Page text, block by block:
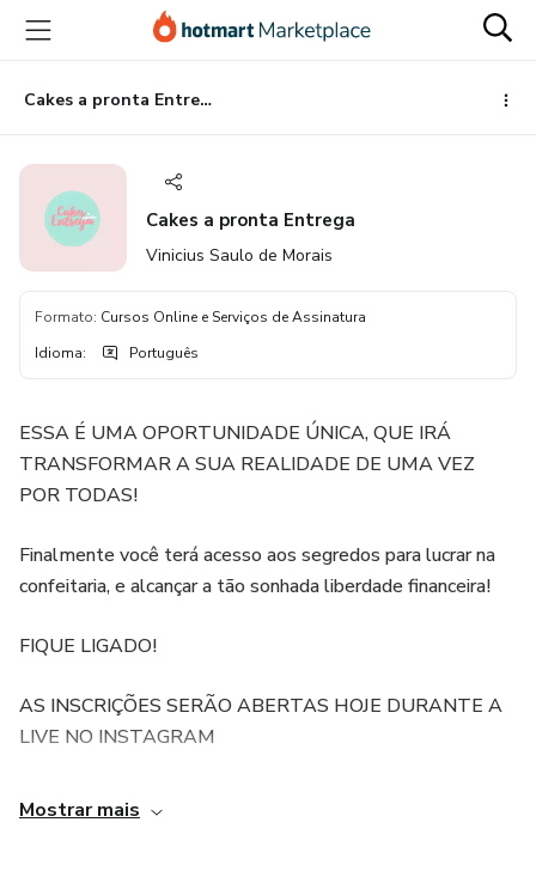
para
conteúdo
principal
para
pagamento
para
rodapé
Cakes a pronta Entrega
Cakes a pronta Entrega
Vinicius Saulo de Morais
Formato: Cursos Online e Serviços de Assinatura
Idioma: Português
ESSA É UMA OPORTUNIDADE ÚNICA, QUE IRÁ
TRANSFORMAR A SUA REALIDADE DE UMA VEZ
POR TODAS!
Finalmente você terá acesso aos segredos para lucrar na
confeitaria, e alcançar a tão sonhada liberdade financeira!
FIQUE LIGADO!
AS INSCRIÇÕES SERÃO ABERTAS HOJE DURANTE A
LIVE NO INSTAGRAM
Mostrar mais